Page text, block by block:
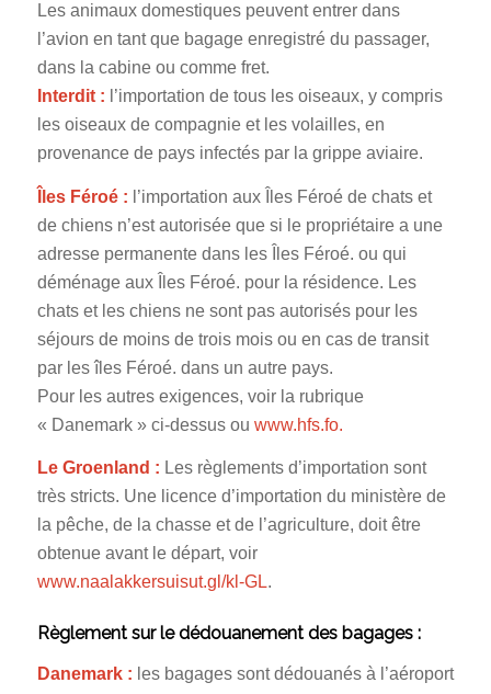
Les animaux domestiques peuvent entrer dans
l’avion en tant que bagage enregistré du passager,
dans la cabine ou comme fret.
Interdit : l’importation de tous les oiseaux, y compris
les oiseaux de compagnie et les volailles, en
provenance de pays infectés par la grippe aviaire.
Îles Féroé : l’importation aux Îles Féroé de chats et
de chiens n’est autorisée que si le propriétaire a une
adresse permanente dans les Îles Féroé. ou qui
déménage aux Îles Féroé. pour la résidence. Les
chats et les chiens ne sont pas autorisés pour les
séjours de moins de trois mois ou en cas de transit
par les îles Féroé. dans un autre pays.
Pour les autres exigences, voir la rubrique
« Danemark » ci-dessus ou www.hfs.fo.
Le Groenland : Les règlements d’importation sont
très stricts. Une licence d’importation du ministère de
la pêche, de la chasse et de l’agriculture, doit être
obtenue avant le départ, voir
www.naalakkersuisut.gl/kl-GL.
Règlement sur le dédouanement des bagages :
Danemark : les bagages sont dédouanés à l’aéroport